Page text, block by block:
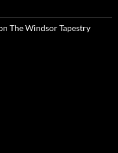
The Windsor Tapestry